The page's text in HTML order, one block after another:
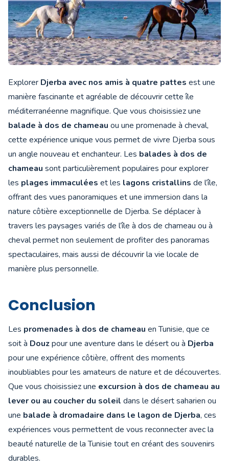
Explorer Djerba avec nos amis à quatre pattes est une
manière fascinante et agréable de découvrir cette île
méditerranéenne magnifique. Que vous choisissiez une
balade à dos de chameau ou une promenade à cheval,
cette expérience unique vous permet de vivre Djerba sous
un angle nouveau et enchanteur. Les balades à dos de
chameau sont particulièrement populaires pour explorer
les plages immaculées et les lagons cristallins de l’île,
offrant des vues panoramiques et une immersion dans la
nature côtière exceptionnelle de Djerba. Se déplacer à
travers les paysages variés de l’île à dos de chameau ou à
cheval permet non seulement de profiter des panoramas
spectaculaires, mais aussi de découvrir la vie locale de
manière plus personnelle.
Conclusion
Les promenades à dos de chameau en Tunisie, que ce
soit à Douzpour une aventure dans le désert ou à Djerba
pour une expérience côtière, offrent des moments
inoubliables pour les amateurs de nature et de découvertes.
Que vous choisissiez une excursion à dos de chameau au
lever ou au coucher du soleil dans le désert saharien ou
une balade à dromadaire dans le lagon de Djerba, ces
expériences vous permettent de vous reconnecter avec la
beauté naturelle de la Tunisie tout en créant des souvenirs
durables.